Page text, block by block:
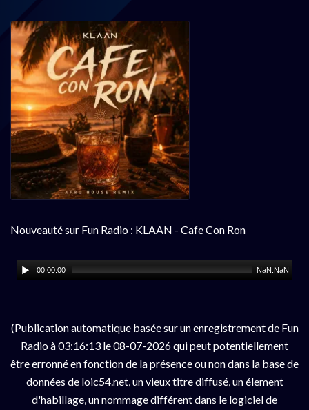
Nouveauté sur Fun Radio : KLAAN - Cafe Con Ron
00:00:00 NaN:NaN
(Publication automatique basée sur un enregistrement de Fun
Radio à 03:16:13 le 08-07-2026 qui peut potentiellement
être erronné en fonction de la présence ou non dans la base de
données de loic54.net, un vieux titre diffusé, un élement
d'habillage, un nommage différent dans le logiciel de